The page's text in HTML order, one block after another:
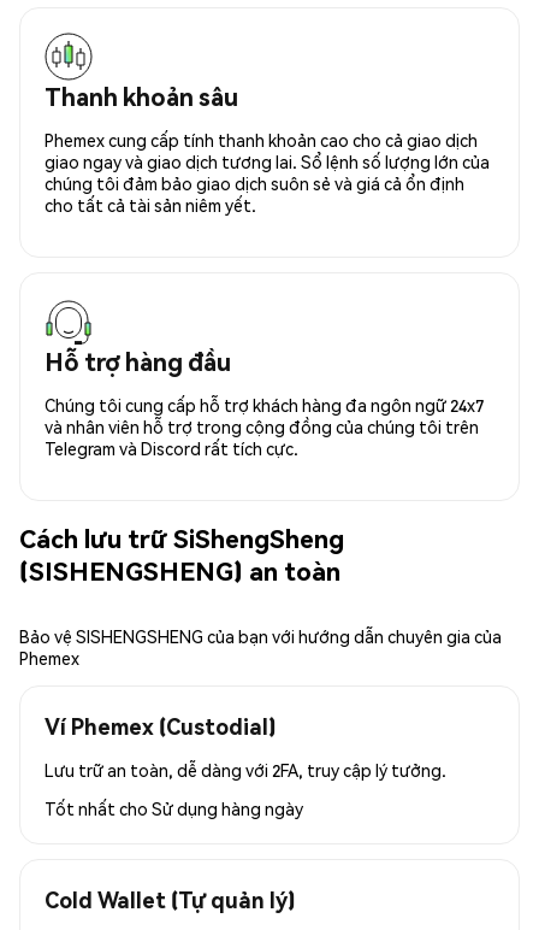
Thanh khoản sâu
Phemex cung cấp tính thanh khoản cao cho cả giao dịch
giao ngay và giao dịch tương lai. Sổ lệnh số lượng lớn của
chúng tôi đảm bảo giao dịch suôn sẻ và giá cả ổn định
cho tất cả tài sản niêm yết.
Hỗ trợ hàng đầu
Chúng tôi cung cấp hỗ trợ khách hàng đa ngôn ngữ 24x7
và nhân viên hỗ trợ trong cộng đồng của chúng tôi trên
Telegram và Discord rất tích cực.
Cách lưu trữ SiShengSheng
(SISHENGSHENG) an toàn
Bảo vệ SISHENGSHENG của bạn với hướng dẫn chuyên gia của
Phemex
Ví Phemex (Custodial)
Lưu trữ an toàn, dễ dàng với 2FA, truy cập lý tưởng.
Tốt nhất cho Sử dụng hàng ngày
Cold Wallet (Tự quản lý)